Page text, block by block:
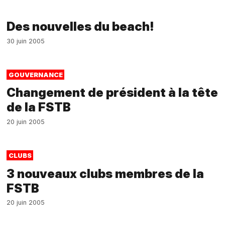
Des nouvelles du beach!
30 juin 2005
GOUVERNANCE
Changement de président à la tête
de la FSTB
20 juin 2005
CLUBS
3 nouveaux clubs membres de la
FSTB
20 juin 2005